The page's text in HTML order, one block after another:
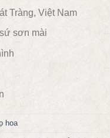
Tràng, Việt Nam
sơn mài
hoa